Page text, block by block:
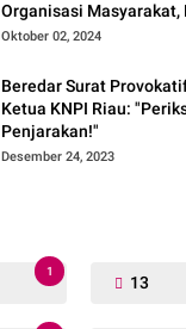
Organisasi Masyarakat,
Agama Pada pilkada
Oktober 02, 2024
Beredar Surat
Ketua KNPI Riau:
Penjarakan!"
Desember 24, 2023
1
13